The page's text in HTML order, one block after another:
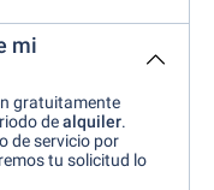
mi
gratuitamente
dealquiler.
de servicio por
tu solicitud lo